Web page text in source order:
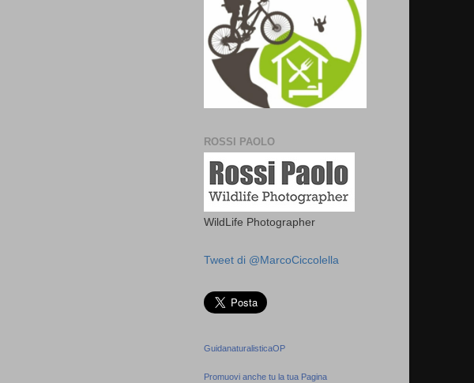
ROSSI PAOLO
WildLife Photographer
Tweet di @MarcoCiccolella
GuidanaturalisticaOP
Promuovi anche tu la tua Pagina